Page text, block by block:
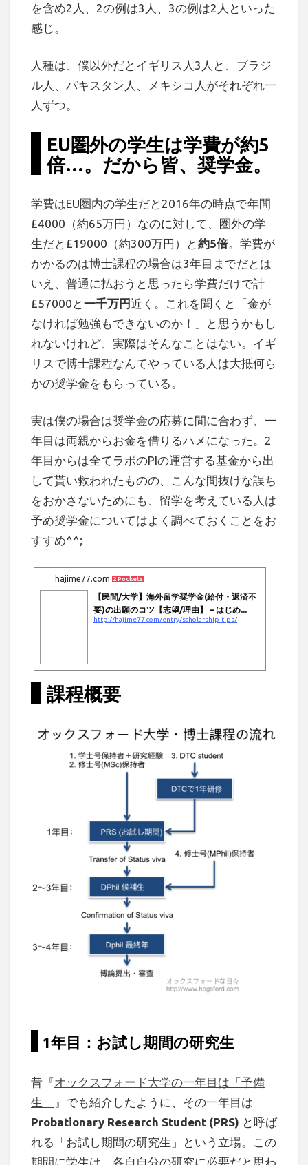
を含め2人、2の例は3人、3の例は2人といった
感じ。
人種は、僕以外だとイギリス人3人と、ブラジ
ル人、パキスタン人、メキシコ人がそれぞれ一
人ずつ。
EU圏外の学生は学費が約5
倍…。だから皆、奨学金。
学費はEU圏内の学生だと2016年の時点で年間
£4000（約65万円）なのに対して、圏外の学
生だと£19000（約300万円）と約5倍。学費が
かかるのは博士課程の場合は3年目までだとは
いえ、普通に払おうと思ったら学費だけで計
£57000と一千万円近く。これを聞くと「金が
なければ勉強もできないのか！」と思うかもし
れないけれど、実際はそんなことはない。イギ
リスで博士課程なんてやっている人は大抵何ら
かの奨学金をもらっている。
実は僕の場合は奨学金の応募に間に合わず、一
年目は両親からお金を借りるハメになった。2
年目からは全てラボのPIの運営する基金から出
して貰い救われたものの、こんな間抜けな誤ち
をおかさないためにも、留学を考えている人は
予め奨学金についてはよく調べておくことをお
すすめ^^;
hajime77.com 2 Pockets
【民間/大学】海外留学奨学金(給付・返済不
要)の出願のコツ【志望/理由】 – はじめ...
http://hajime77.com/entry/scholarship-tips/
課程概要
1年目：お試し期間の研究生
昔『オックスフォード大学の一年目は「予備
生」
』でも紹介したように、その一年目は
Probationary Research Student (PRS) と呼ば
れる「お試し期間の研究生」という立場。この
期間に学生は、各自自分の研究に必要だと思わ